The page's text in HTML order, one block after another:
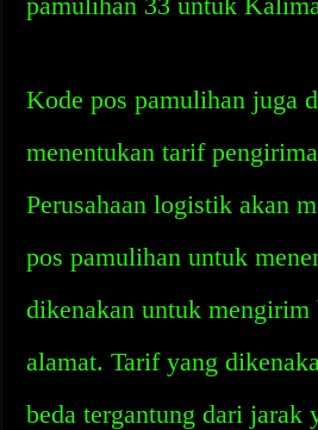
Kode pos pamulihan juga
menentukan tarif
Perusahaan logistik akan
pos pamulihan untuk
dikenakan untuk mengirim
alamat. Tarif yang
beda tergantung dari jarak